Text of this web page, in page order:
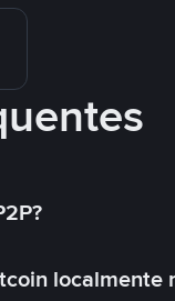
localmente